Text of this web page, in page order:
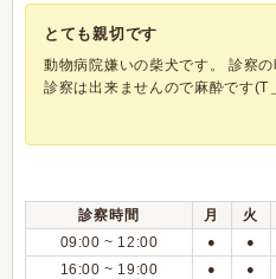
とても親切です
動物病院嫌いの柴犬です。 診察
診察は出来ませんので麻酔です(T
診察時間 月 火
09:00 ~ 12:00
● ●
16:00 ~ 19:00 ● ●